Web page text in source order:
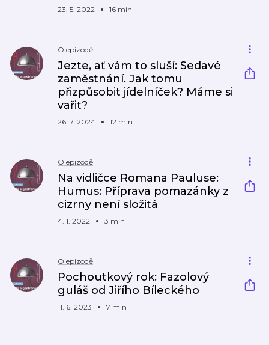
23. 5. 2022 16 min
O epizodě
Jezte, ať vám to sluší: Sedavé
zaměstnání. Jak tomu
přizpůsobit jídelníček? Máme si
vařit?
26. 7. 2024 12 min
O epizodě
Na vidličce Romana Pauluse:
Humus: Příprava pomazánky z
cizrny není složitá
4. 1. 2022 3 min
O epizodě
Pochoutkový rok: Fazolový
guláš od Jiřího Bíleckého
11. 6. 2023 7 min